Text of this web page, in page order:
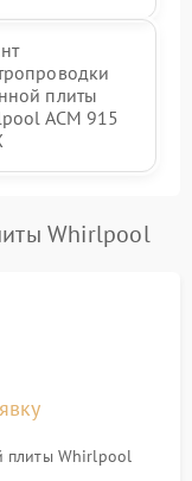
плиты
ACM 915
Whirlpool
плиты Whirlpool